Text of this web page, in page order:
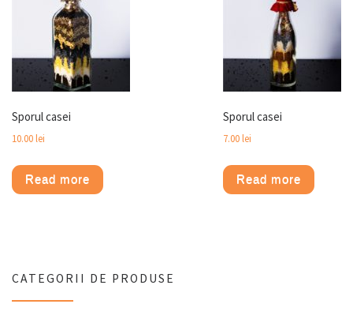
Sporul casei
10.00lei
Read more
Sporul casei
7.00lei
Read more
CATEGORII DE PRODUSE